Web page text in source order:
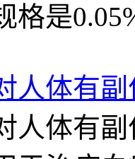
格是
人体有
人体有